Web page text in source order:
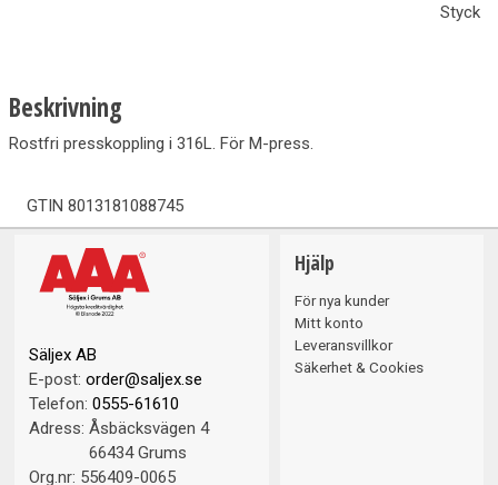
Styck
Beskrivning
Rostfri presskoppling i 316L. För M-press.
GTIN 8013181088745
Säljex AB
E-post: order@saljex.se
Telefon: 0555-61610
Adress: Åsbäcksvägen 4
66434 Grums
Org.nr: 556409-0065
Hjälp
För nya kunder
Mitt konto
Leveransvillkor
Säkerhet & Cookies